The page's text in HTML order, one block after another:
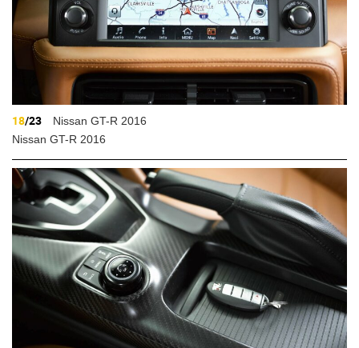
18/23
Nissan GT-R 2016
Nissan GT-R 2016